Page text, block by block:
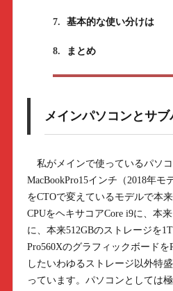
7. 基本的な使い分けは
8. まとめ
メインパソコンとサ
私がメインで使っているパソ
MacBookPro15インチ（2018年モ
をCTOで変えているモデルで本
CPUをヘキサコアCore i9に、本
に、本来512GBのストレージを
Pro560Xのグラフィックボードを
したいわゆるストレージ以外特
っています。パソコンとしては